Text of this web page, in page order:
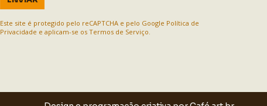
Este site é protegido pelo reCAPTCHA e pelo Google Política de
Privacidade e aplicam-se os Termos de Serviço.